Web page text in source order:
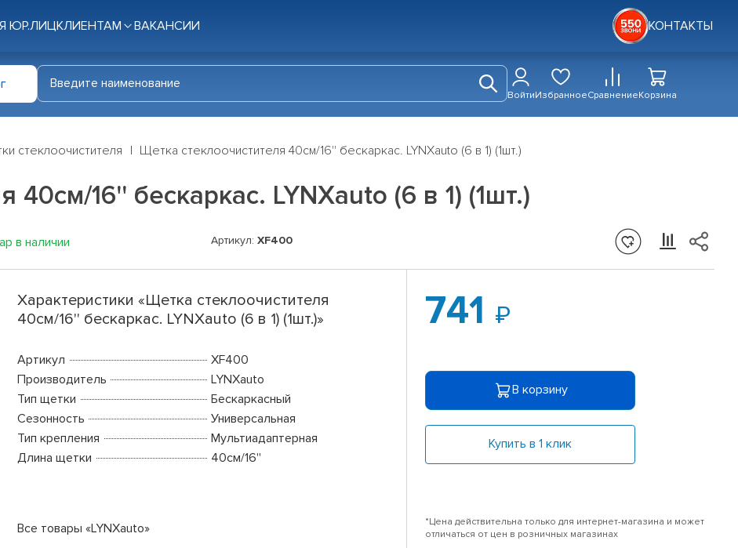
ЮР.ЛИЦКЛИЕНТАМ ВАКАНСИИ КОНТАКТЫ
ВойтиИзбранноеСравнениеКорзина
стеклоочистителя Щетка стеклоочистителя 40см/16'' бескаркас. LYNXauto (6 в 1) (1шт.)
40см/16'' бескаркас. LYNXauto (6 в 1) (1шт.)
в наличии Артикул: XF400
Характеристики «Щетка стеклоочистителя
40см/16'' бескаркас. LYNXauto (6 в 1) (1шт.)»
Артикул
XF400
Производитель
LYNXauto
Тип щетки
Бескаркасный
Сезонность
Универсальная
Тип крепления
Мультиадаптерная
Длина щетки
40см/16''
Все товары «LYNXauto»
741
В корзину
Купить в 1 клик
*Цена действительна только для интернет-магазина и может
отличаться от цен в розничных магазинах